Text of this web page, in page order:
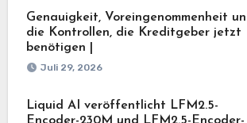
Genauigkeit, Voreingenommenheit
die Kontrollen, die Kreditgeber jetzt
benötigen |
Juli 29, 2026
Liquid AI veröffentlicht LFM2.5-
Encoder-230M und LFM2.5-Encoder-